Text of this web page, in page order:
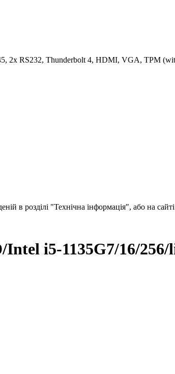
2x RS232, Thunderbolt 4, HDMI, VGA, TPM
в розділі "Технічна інформація", або на
i5-1135G7/16/256/